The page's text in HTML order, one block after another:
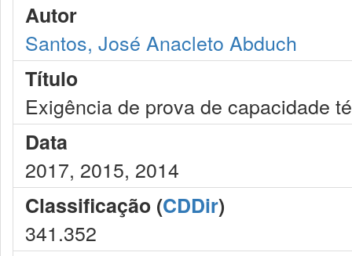
Autor
Santos, José Anacleto Abduch
Título
Exigência de prova de capacidade
Data
2017, 2015, 2014
Classificação (CDDir)
341.352